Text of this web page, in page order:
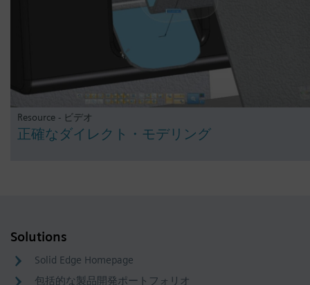
Resource - ビデオ
正確なダイレクト・モデリング
Solutions
Solid Edge Homepage
包括的な製品開発ポートフォリオ